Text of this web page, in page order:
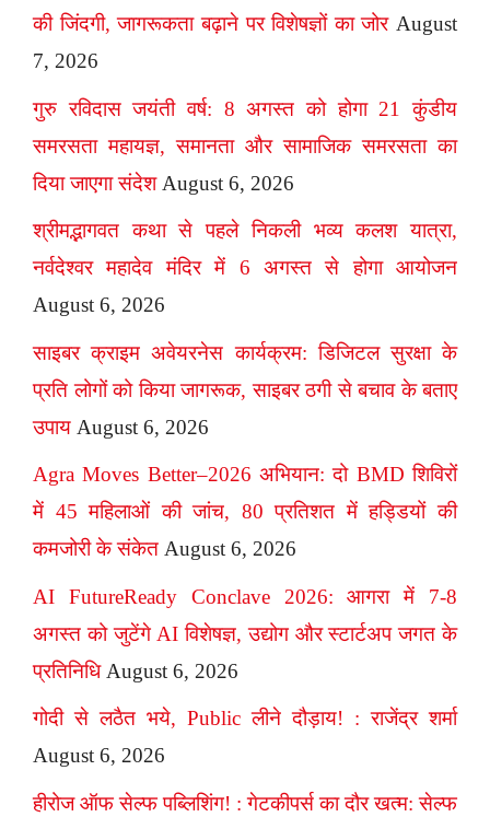
की जिंदगी, जागरूकता बढ़ाने पर विशेषज्ञों का जोर August
7, 2026
गुरु रविदास जयंती वर्ष: 8 अगस्त को होगा 21 कुंडीय
समरसता महायज्ञ, समानता और सामाजिक समरसता का
दिया जाएगा संदेश August 6, 2026
श्रीमद्भागवत कथा से पहले निकली भव्य कलश यात्रा,
नर्वदेश्वर महादेव मंदिर में 6 अगस्त से होगा आयोजन
August 6, 2026
साइबर क्राइम अवेयरनेस कार्यक्रम: डिजिटल सुरक्षा के
प्रति लोगों को किया जागरूक, साइबर ठगी से बचाव के बताए
उपाय August 6, 2026
Agra Moves Better–2026 अभियान: दो BMD शिविरों
में 45 महिलाओं की जांच, 80 प्रतिशत में हड्डियों की
कमजोरी के संकेत August 6, 2026
AI FutureReady Conclave 2026: आगरा में 7-8
अगस्त को जुटेंगे AI विशेषज्ञ, उद्योग और स्टार्टअप जगत के
प्रतिनिधि August 6, 2026
गोदी से लठैत भये, Public लीने दौड़ाय! : राजेंद्र शर्मा
August 6, 2026
हीरोज ऑफ सेल्फ पब्लिशिंग! : गेटकीपर्स का दौर खत्म: सेल्फ